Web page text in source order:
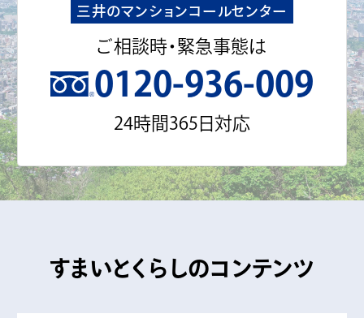
三井のマンションコールセンター
ご相談時・緊急事態は
0120-936-009
24時間365日対応
すまいとくらしのコンテンツ